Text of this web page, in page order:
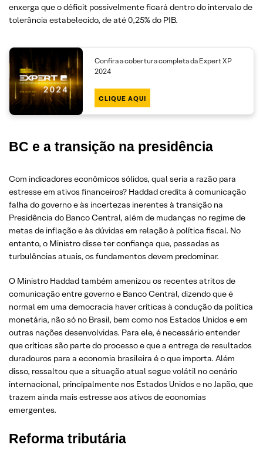
enxerga que o déficit possivelmente ficará dentro do intervalo de
tolerância estabelecido, de até 0,25% do PIB.
Confira a cobertura completa da Expert XP
2024
CLIQUE AQUI
BC e a transição na presidência
Com indicadores econômicos sólidos, qual seria a razão para
estresse em ativos financeiros? Haddad credita à comunicação
falha do governo e às incertezas inerentes à transição na
Presidência do Banco Central, além de mudanças no regime de
metas de inflação e às dúvidas em relação à política fiscal. No
entanto, o Ministro disse ter confiança que, passadas as
turbulências atuais, os fundamentos devem predominar.
O Ministro Haddad também amenizou os recentes atritos de
comunicação entre governo e Banco Central, dizendo que é
normal em uma democracia haver críticas à condução da política
monetária, não só no Brasil, bem como nos Estados Unidos e em
outras nações desenvolvidas. Para ele, é necessário entender
que críticas são parte do processo e que a entrega de resultados
duradouros para a economia brasileira é o que importa. Além
disso, ressaltou que a situação atual segue volátil no cenário
internacional, principalmente nos Estados Unidos e no Japão, que
trazem ainda mais estresse aos ativos de economias
emergentes.
Reforma tributária